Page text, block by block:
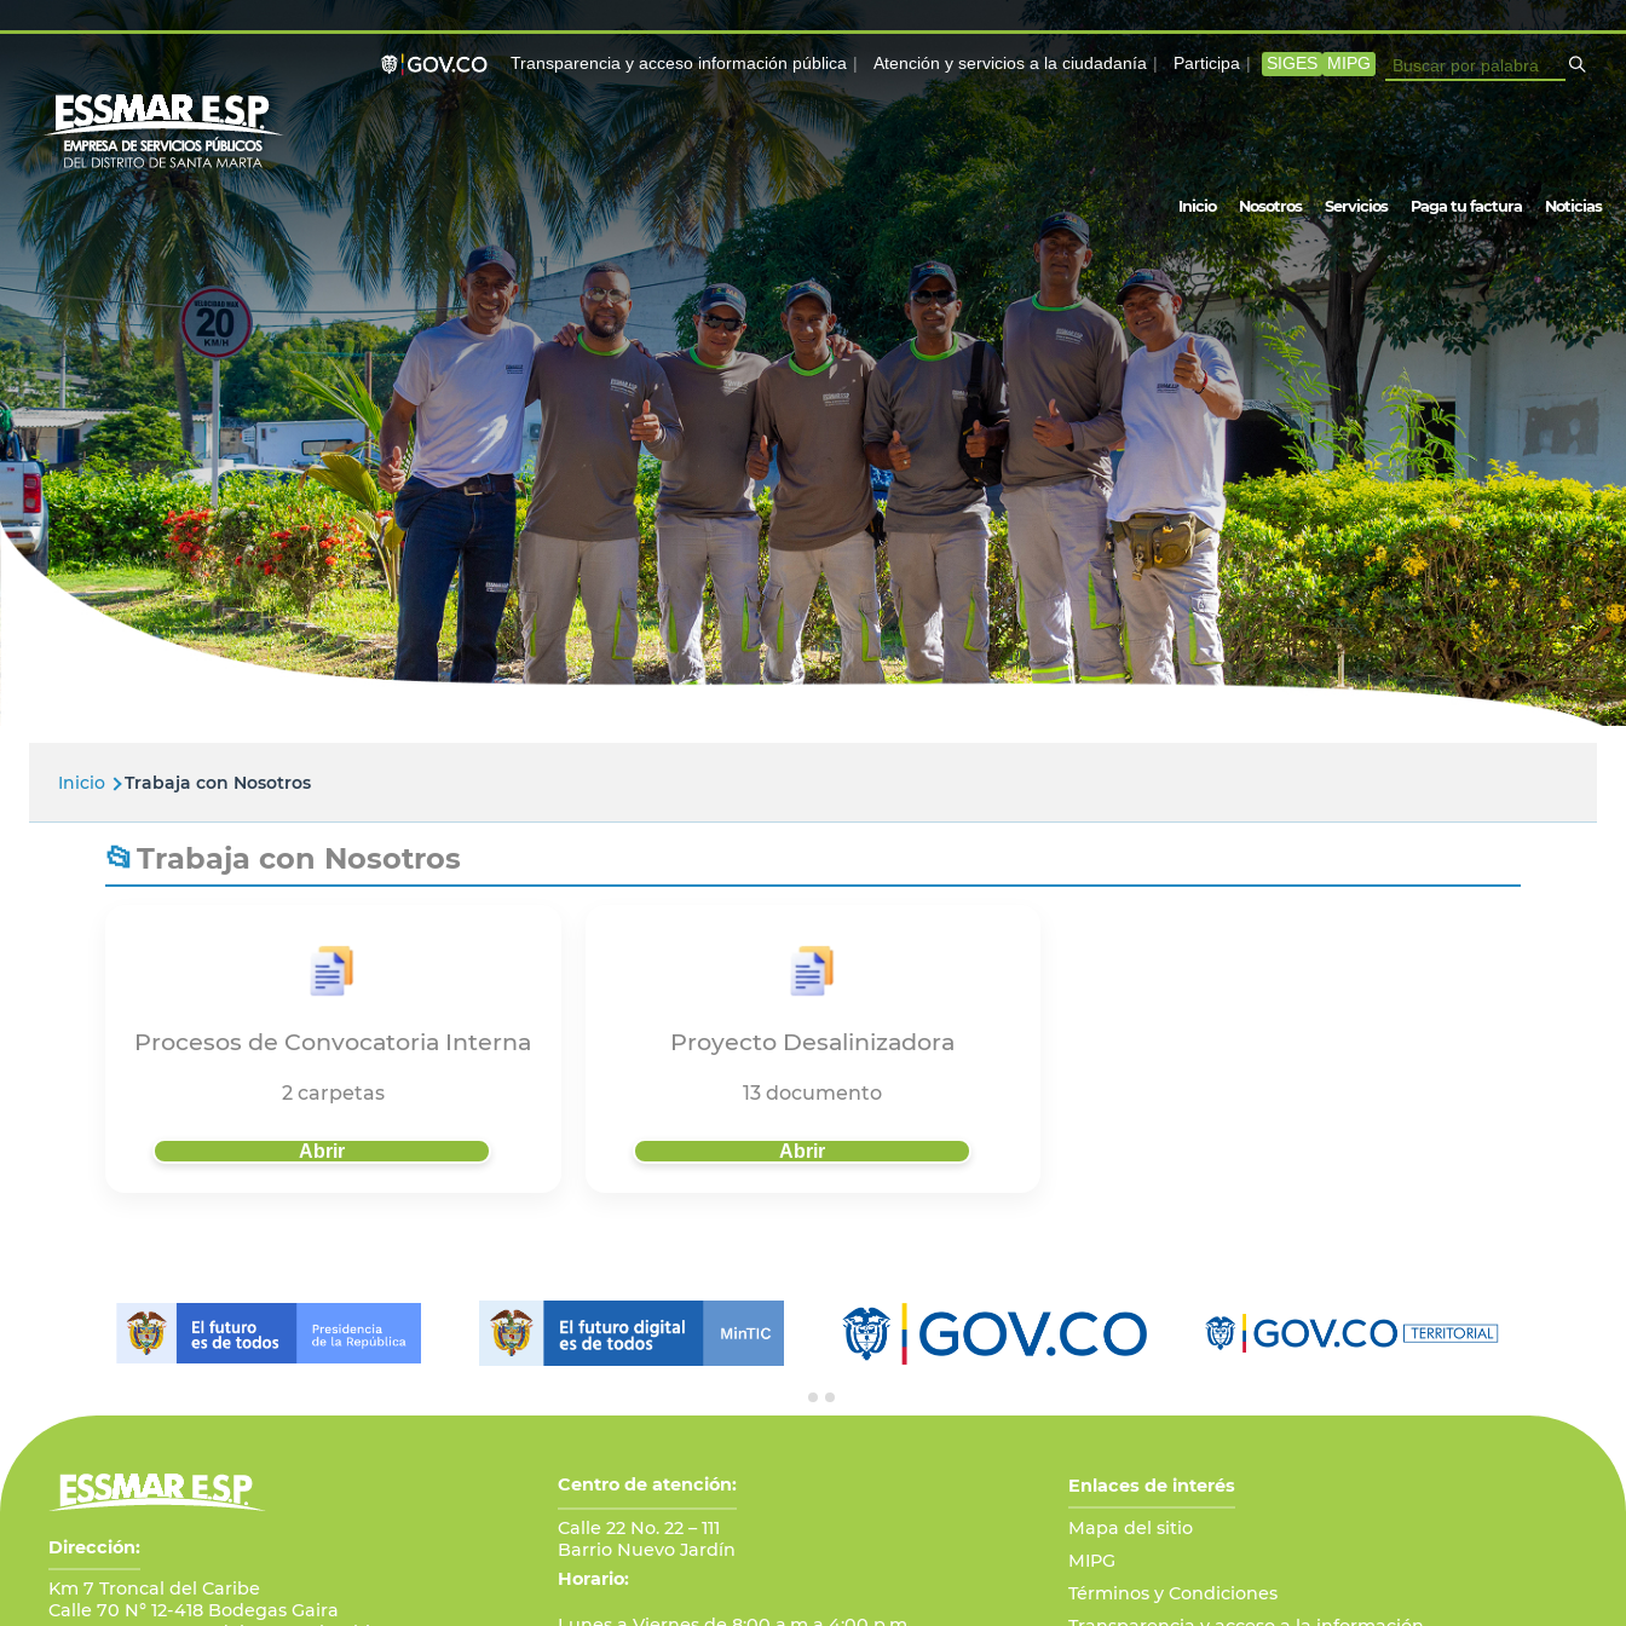
Pasar al contenido principal
Transparencia y acceso información pública Atención y servicios a la ciudadanía Participa SIGES MIPG
Buscar
Navegación
principal
Inicio Nosotros Servicios Paga tu factura Noticias
Ruta
de
navegación
Inicio Trabaja con Nosotros
Trabaja con Nosotros
Procesos de Convocatoria Interna
2 carpetas
Abrir
Proyecto Desalinizadora
13 documento
Abrir
Dirección:
Km 7 Troncal del Caribe
Calle 70 N° 12-418 Bodegas Gaira
Centro de atención:
Calle 22 No. 22 – 111
Barrio Nuevo Jardín
Horario:
Enlaces de interés
Mapa del sitio
MIPG
Términos y Condiciones